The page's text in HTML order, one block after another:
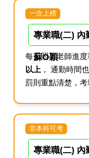
一次上榜
專業職(二) 內
蘇O穎
每天照著老師進度
以上 ， 通勤時間
罰則重點清楚，考
非本科可考
專業職(二) 內